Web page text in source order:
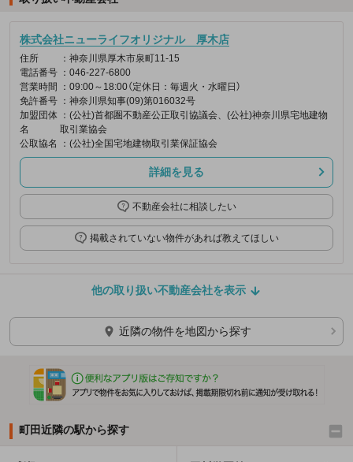
株式会社ニューライフオリジナル 厚木店
住所
：神奈川県厚木市泉町11-15
電話番号 ：046-227-6800
営業時間
：09:00～18:00（定休日：毎週火・水曜日）
免許番号 ：神奈川県知事(09)第016032号
加盟団体
名
：(公社)首都圏不動産公正取引協議会、(公社)神奈川県宅地建物
取引業協会
公取協名
：(公社)全国宅地建物取引業保証協会
詳細を見る
不動産会社に相談したい
掲載されていない物件があれば教えてほしい
他の取り扱い不動産会社を表示
近隣の物件を地図から探す
町田近隣の駅から探す